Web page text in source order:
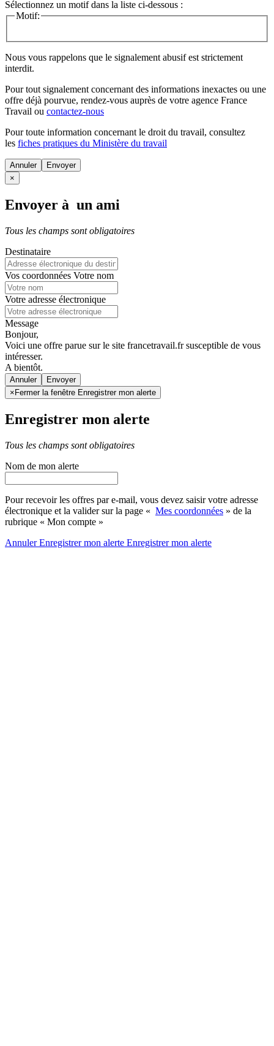
Sélectionnez un motif dans la liste ci-dessous :
Motif:
Nous vous rappelons que le signalement abusif est strictement
interdit.
Pour tout signalement concernant des informations inexactes ou une
offre déjà pourvue, rendez-vous auprès de votre agence France
Travail ou contactez-nous
Pour toute information concernant le droit du travail, consultez
les fiches pratiques du Ministère du travail
Annuler
×
Envoyer à un ami
Tous les champs sont obligatoires
Destinataire
Vos coordonnées Votre nom
Votre adresse électronique
Message
Bonjour,
Voici une offre parue sur le site francetravail.fr susceptible de vous
intéresser.
A bientôt.
Annuler
× Fermer la fenêtre Enregistrer mon alerte
Enregistrer mon alerte
Tous les champs sont obligatoires
Nom de mon alerte
Pour recevoir les offres par e-mail, vous devez saisir votre adresse
électronique et la valider sur la page « Mes coordonnées » de la
rubrique « Mon compte »
AnnulerEnregistrer mon alerte Enregistrermon alerte